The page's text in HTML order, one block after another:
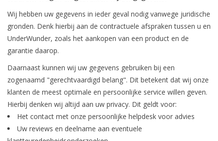
Wij hebben uw gegevens in ieder geval nodig vanwege juridische
gronden. Denk hierbij aan de contractuele afspraken tussen u en
UnderWunder, zoals het aankopen van een product en de
garantie daarop.
Daarnaast kunnen wij uw gegevens gebruiken bij een
zogenaamd "gerechtvaardigd belang". Dit betekent dat wij onze
klanten de meest optimale en persoonlijke service willen geven.
Hierbij denken wij altijd aan uw privacy. Dit geldt voor:
Het contact met onze persoonlijke helpdesk voor advies
Uw reviews en deelname aan eventuele